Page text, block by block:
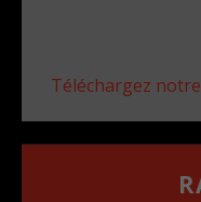
Téléchargez